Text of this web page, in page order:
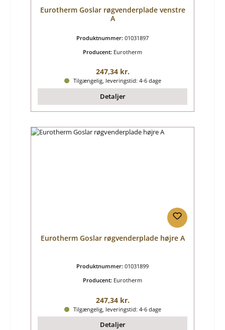
Eurotherm Goslar røgvenderplade venstre
A
Produktnummer: 01031897
Producent: Eurotherm
Almindelig pris:
247,34 kr.
Tilgængelig, leveringstid: 4-6 dage
Detaljer
Eurotherm Goslar røgvenderplade højre A
Produktnummer: 01031899
Producent: Eurotherm
Almindelig pris:
247,34 kr.
Tilgængelig, leveringstid: 4-6 dage
Detaljer